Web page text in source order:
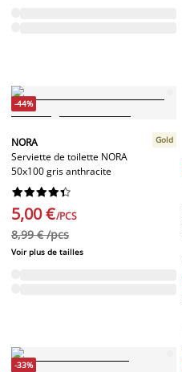
-44%
NORA
Serviette de toilette NORA
50x100 gris anthracite
Gold






5,00 €/PCS
8,99 € /pcs
Voir plus de tailles
-33%